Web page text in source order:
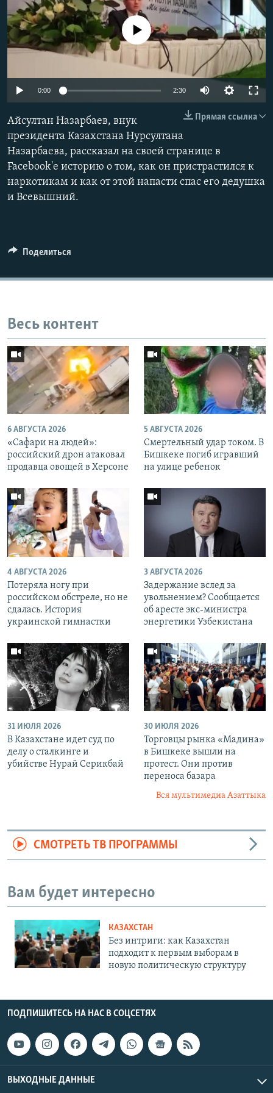
No media source currently available
0:00 2:30
Прямая ссылка
Айсултан Назарбаев, внук
президента Казахстана Нурсултана
Назарбаева, рассказал на своей странице в
Facebook'е историю о том, как он пристрастился к
наркотикам и как от этой напасти спас его дедушка
и Всевышний.
Поделиться
Весь контент
6 АВГУСТА 2026
«Cафари на людей»:
российский дрон атаковал
продавца овощей в Херсоне
5 АВГУСТА 2026
Смертельный удар током. В
Бишкеке погиб игравший
на улице ребенок
4 АВГУСТА 2026
Потеряла ногу при
российском обстреле, но не
сдалась. История
украинской гимнастки
3 АВГУСТА 2026
Задержание вслед за
увольнением? Сообщается
об аресте экс-министра
энергетики Узбекистана
31 ИЮЛЯ 2026
В Казахстане идет суд по
делу о сталкинге и
убийстве Нурай Серикбай
30 ИЮЛЯ 2026
Торговцы рынка «Мадина»
в Бишкеке вышли на
протест. Они против
переноса базара
Вся мультимедиа Азаттыка
СМОТРЕТЬ ТВ ПРОГРАММЫ
Вам будет интересно
КАЗАХСТАН
Без интриги: как Казахстан
подходит к первым выборам в
новую политическую структуру
ПОДПИШИТЕСЬ НА НАС В СОЦСЕТЯХ
ВЫХОДНЫЕ ДАННЫЕ